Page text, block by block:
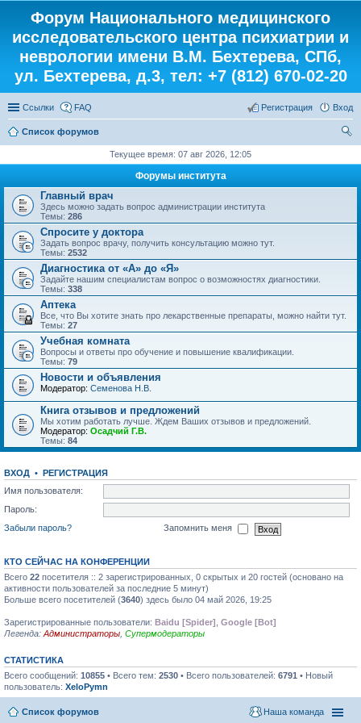
Форум Национального медицинского
исследовательского центра психиатрии и
неврологии имени В.М. Бехтерева, СПб,
ул. Бехтерева, д.3, тел: +7 (812) 670-02-20
Ссылки FAQ Вход
Регистрация
Список форумов
Текущее время: 07 авг 2026, 12:05
Форумы института
Главный врач
Здесь можно задать вопрос администрации института
Темы: 286
Спросите у доктора
Задать вопрос врачу, получить консультацию можно тут.
Темы: 2532
Диагностика от «А» до «Я»
Задайте нашим специалистам вопрос о возможностях диагностики.
Темы: 338
Аптека
Все, что Вы хотите знать про лекарственные препараты, можно найти тут.
Темы: 27
Учебная комната
Вопросы и ответы про обучение и повышение квалификации.
Темы: 79
Новости и объявления
Модератор: Семенова Н.В.
Книга отзывов и предложений
Мы хотим работать лучше. Ждем Ваших отзывов и предложений.
Модератор: Осадчий Г.В.
Темы: 84
ВХОД • РЕГИСТРАЦИЯ
Имя пользователя:
Пароль:
Забыли пароль?
Запомнить меня
КТО СЕЙЧАС НА КОНФЕРЕНЦИИ
Всего 22 посетителя :: 2 зарегистрированных, 0 скрытых и 20 гостей (основано на
активности пользователей за последние 5 минут)
Больше всего посетителей (3640) здесь было 04 май 2026, 19:25
Зарегистрированные пользователи: Baidu [Spider] Google [Bot]
Легенда: Администраторы Супермодераторы
СТАТИСТИКА
Всего сообщений: 10855 • Всего тем: 2530 • Всего пользователей: 6791 • Новый
пользователь: XeloPymn
Список форумов Наша команда